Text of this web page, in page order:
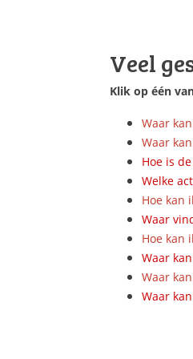
Veel
Klik op één
Waar
Waar
Hoe is de
Welke
Hoe kan
Waar
Hoe kan
Waar
Waar
Waar